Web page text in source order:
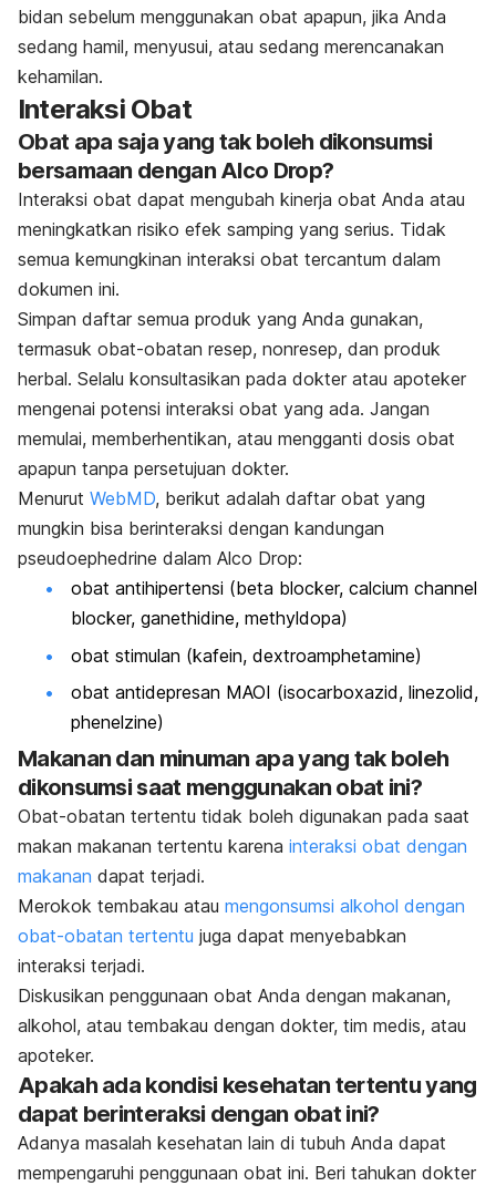
bidan sebelum menggunakan obat apapun, jika Anda
sedang hamil, menyusui, atau sedang merencanakan
kehamilan.
Interaksi Obat
Obat apa saja yang tak boleh dikonsumsi
bersamaan dengan Alco Drop?
Interaksi obat dapat mengubah kinerja obat Anda atau
meningkatkan risiko efek samping yang serius. Tidak
semua kemungkinan interaksi obat tercantum dalam
dokumen ini.
Simpan daftar semua produk yang Anda gunakan,
termasuk obat-obatan resep, nonresep, dan produk
herbal. Selalu konsultasikan pada dokter atau apoteker
mengenai potensi interaksi obat yang ada. Jangan
memulai, memberhentikan, atau mengganti dosis obat
apapun tanpa persetujuan dokter.
Menurut WebMD, berikut adalah daftar obat yang
mungkin bisa berinteraksi dengan kandungan
pseudoephedrine dalam Alco Drop:
obat antihipertensi (beta blocker, calcium channel
blocker, ganethidine, methyldopa)
obat stimulan (kafein, dextroamphetamine)
obat antidepresan MAOI (isocarboxazid, linezolid,
phenelzine)
Makanan dan minuman apa yang tak boleh
dikonsumsi saat menggunakan obat ini?
Obat-obatan tertentu tidak boleh digunakan pada saat
makan makanan tertentu karena interaksi obat dengan
makanan dapat terjadi.
Merokok tembakau atau mengonsumsi alkohol dengan
obat-obatan tertentu juga dapat menyebabkan
interaksi terjadi.
Diskusikan penggunaan obat Anda dengan makanan,
alkohol, atau tembakau dengan dokter, tim medis, atau
apoteker.
Apakah ada kondisi kesehatan tertentu yang
dapat berinteraksi dengan obat ini?
Adanya masalah kesehatan lain di tubuh Anda dapat
mempengaruhi penggunaan obat ini. Beri tahukan dokter